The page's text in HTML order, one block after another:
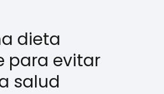
dieta
para evitar
salud